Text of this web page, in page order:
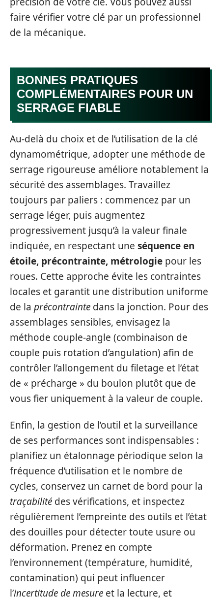
faire vérifier votre clé par un professionnel
de la mécanique.
BONNES PRATIQUES
COMPLÉMENTAIRES POUR UN
SERRAGE FIABLE
Au-delà du choix et de l’utilisation de la clé
dynamométrique, adopter une méthode de
serrage rigoureuse améliore notablement la
sécurité des assemblages. Travaillez
toujours par paliers : commencez par un
serrage léger, puis augmentez
progressivement jusqu’à la valeur finale
indiquée, en respectant une séquence en
étoile, précontrainte, métrologie pour les
roues. Cette approche évite les contraintes
locales et garantit une distribution uniforme
de la précontrainte dans la jonction. Pour des
assemblages sensibles, envisagez la
méthode couple‑angle (combinaison de
couple puis rotation d’angulation) afin de
contrôler l’allongement du filetage et l’état
de « précharge » du boulon plutôt que de
vous fier uniquement à la valeur de couple.
Enfin, la gestion de l’outil et la surveillance
de ses performances sont indispensables :
planifiez un étalonnage périodique selon la
fréquence d’utilisation et le nombre de
cycles, conservez un carnet de bord pour la
traçabilité des vérifications, et inspectez
régulièrement l’empreinte des outils et l’état
des douilles pour détecter toute usure ou
déformation. Prenez en compte
l’environnement (température, humidité,
contamination) qui peut influencer
l’incertitude de mesure et la lecture, et